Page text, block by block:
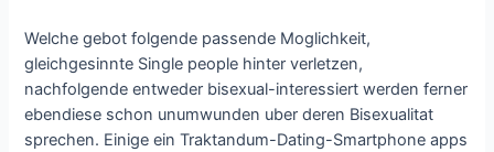
Welche gebot folgende passende Moglichkeit,
gleichgesinnte Single people hinter verletzen,
nachfolgende entweder bisexual-interessiert werden ferner
ebendiese schon unumwunden uber deren Bisexualitat
sprechen. Einige ein Traktandum-Dating-Smartphone apps